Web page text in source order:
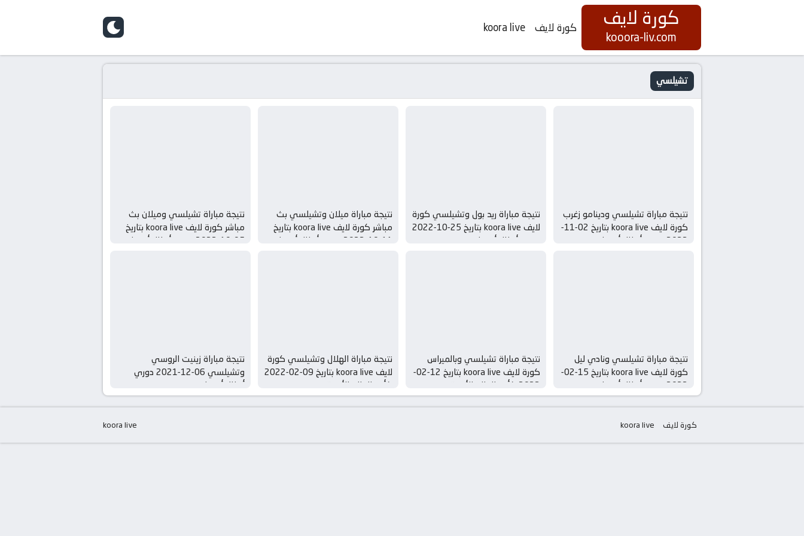
كورة لايف
kooora-liv.com
كورة لايف koora live
skin
تشيلسي
نتيجة مباراة تشيلسي ودينامو زغرب
كورة لايف koora live بتاريخ 02-11-
2022 دوري أبطال أوروبا
نتيجة مباراة ريد بول وتشيلسي كورة
لايف koora live بتاريخ 25-10-2022
دوري أبطال أوروبا
نتيجة مباراة ميلان وتشيلسي بث
مباشر كورة لايف koora live بتاريخ
11-10-2022 دوري أبطال أوروبا
نتيجة مباراة تشيلسي وميلان بث
مباشر كورة لايف koora live بتاريخ
05-10-2022 دوري أبطال أوروبا
نتيجة مباراة تشيلسي ونادي ليل
كورة لايف koora live بتاريخ 15-02-
2022 دوري أبطال أوروبا
نتيجة مباراة تشيلسي وبالميراس
كورة لايف koora live بتاريخ 12-02-
2022 كأس العالم للأندية
نتيجة مباراة الهلال وتشيلسي كورة
لايف koora live بتاريخ 09-02-2022
كأس العالم للأندية
نتيجة مباراة زينيت الروسي
وتشيلسي 06-12-2021 دوري
أبطال أوروبا
كورة لايف koora live
koora live